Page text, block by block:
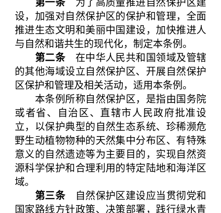
设，加强对自然保护区的保护和管理，全面
推进生态文明和美丽中国建设，加快推进人
与自然和谐共生的现代化，制定本条例。
第二条在中华人民共和国领域及管辖
的其他海域设立自然保护区、开展自然保护
区保护和管理及相关活动，适用本条例。
本条例所称自然保护区，是指由国务院
或者省、自治区、直辖市人民政府批准设
立，以保护典型的自然生态系统、珍稀濒危
野生动植物物种的天然集中分布区、有特殊
意义的自然遗迹等为主要目的，实现自然资
源科学保护和合理利用的特定陆地和海洋区
域。
第三条自然保护区建设应当贯彻党和
国家路线方针政策、决策部署，践行绿水青